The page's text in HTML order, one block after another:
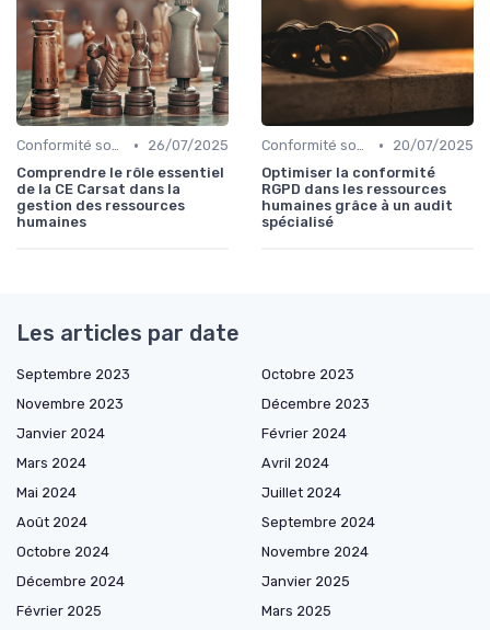
Conformité sociale & droit du travail •
26/07/2025
Comprendre le rôle essentiel
de la CE Carsat dans la
gestion des ressources
humaines
Conformité sociale & droit du travail •
20/07/2025
Optimiser la conformité
RGPD dans les ressources
humaines grâce à un audit
spécialisé
Les articles par date
Septembre 2023
Octobre 2023
Novembre 2023
Décembre 2023
Janvier 2024
Février 2024
Mars 2024
Avril 2024
Mai 2024
Juillet 2024
Août 2024
Septembre 2024
Octobre 2024
Novembre 2024
Décembre 2024
Janvier 2025
Février 2025
Mars 2025